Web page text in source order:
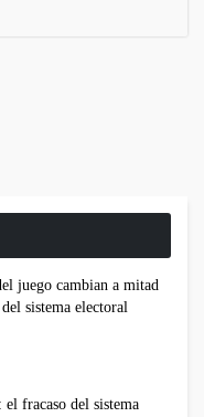
juego cambian a mitad
sistema electoral
el fracaso del sistema